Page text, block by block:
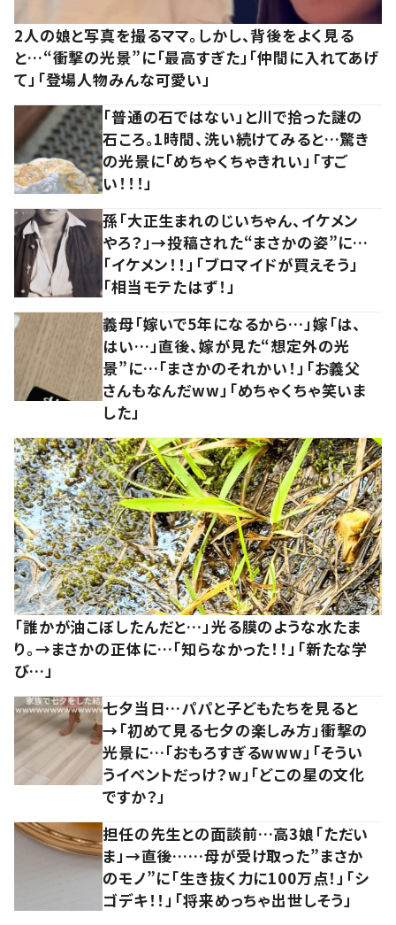
2人の娘と写真を撮るママ。しかし、背後をよく見る
と…“衝撃の光景”に「最高すぎた」「仲間に入れてあげ
て」「登場人物みんな可愛い」
「普通の石ではない」と川で拾った謎の
石ころ。1時間、洗い続けてみると…驚き
の光景に「めちゃくちゃきれい」「すご
い！！！」
孫「大正生まれのじいちゃん、イケメン
やろ？」→投稿された“まさかの姿”に…
「イケメン！！」「ブロマイドが買えそう」
「相当モテたはず！」
義母「嫁いで5年になるから…」嫁「は、
はい…」直後、嫁が見た“想定外の光
景”に…「まさかのそれかい！」「お義父
さんもなんだww」「めちゃくちゃ笑いま
した」
「誰かが油こぼしたんだと…」光る膜のような水たま
り。→まさかの正体に…「知らなかった！！」「新たな学
び…」
七夕当日…パパと子どもたちを見ると
→「初めて見る七夕の楽しみ方」衝撃の
光景に…「おもろすぎるwww」「そうい
うイベントだっけ？w」「どこの星の文化
ですか？」
担任の先生との面談前…高3娘「ただい
ま」→直後……母が受け取った”まさか
のモノ”に「生き抜く力に100万点！」「シ
ゴデキ！！」「将来めっちゃ出世しそう」